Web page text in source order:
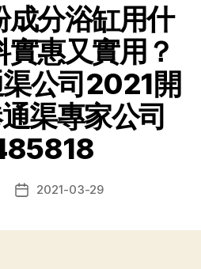
成分浴缸用什
惠又實用？
渠公司2021開
渠專家公司
发 2021-03-29